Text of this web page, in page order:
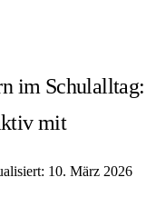
im Schulalltag:
mit
10. März 2026